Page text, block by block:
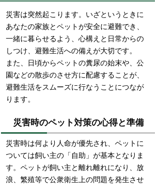
災害は突然起こります。いざというときに
あなたの家族とペットが安全に避難でき、
一緒に暮らせるよう、心構えと日常からの
しつけ、避難生活への備えが大切です。
また、日頃からペットの糞尿の始末や、公
園などの散歩のさせ方に配慮することが、
避難生活をスムーズに行なうことにつなが
ります。
災害時のペット対策の心得と準備
災害時は何より人命が優先され、ペットに
ついては飼い主の「自助」が基本となりま
す。ペットが飼い主と離れ離れになり、放
浪、繁殖等で公衆衛生上の問題を発生させ